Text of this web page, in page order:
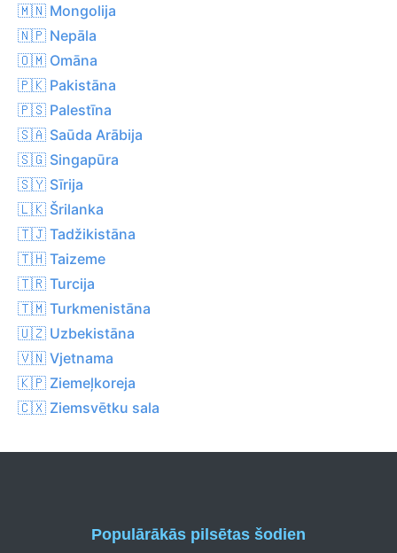
🇲🇳 Mongolija
🇳🇵 Nepāla
🇴🇲 Omāna
🇵🇰 Pakistāna
🇵🇸 Palestīna
🇸🇦 Saūda Arābija
🇸🇬 Singapūra
🇸🇾 Sīrija
🇱🇰 Šrilanka
🇹🇯 Tadžikistāna
🇹🇭 Taizeme
🇹🇷 Turcija
🇹🇲 Turkmenistāna
🇺🇿 Uzbekistāna
🇻🇳 Vjetnama
🇰🇵 Ziemeļkoreja
🇨🇽 Ziemsvētku sala
Populārākās pilsētas šodien